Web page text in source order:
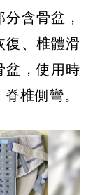
含骨盆，
復、椎體滑
盆，使用時
椎側彎。